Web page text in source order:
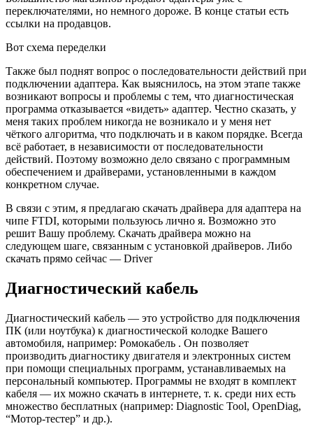
переключателями, но немного дороже. В конце статьи есть
ссылки на продавцов.
Вот схема переделки
Также был поднят вопрос о последовательности действий при
подключении адаптера. Как выяснилось, на этом этапе также
возникают вопросы и проблемы с тем, что диагностическая
программа отказывается «видеть» адаптер. Честно сказать, у
меня таких проблем никогда не возникало и у меня нет
чёткого алгоритма, что подключать и в каком порядке. Всегда
всё работает, в независимости от последовательности
действий. Поэтому возможно дело связано с программным
обеспечением и драйверами, установленными в каждом
конкретном случае.
В связи с этим, я предлагаю скачать драйвера для адаптера на
чипе FTDI, которыми пользуюсь лично я. Возможно это
решит Вашу проблему. Скачать драйвера можно на
следующем шаге, связанным с установкой драйверов. Либо
скачать прямо сейчас — Driver
Диагностический кабель
Диагностический кабель — это устройство для подключения
ПК (или ноутбука) к диагностической колодке Вашего
автомобиля, например: Ромокабель . Он позволяет
производить диагностику двигателя и электронных систем
при помощи специальных программ, устанавливаемых на
персональный компьютер. Программы не входят в комплект
кабеля — их можно скачать в интернете, т. к. среди них есть
множество бесплатных (например: Diagnostic Tool, OpenDiag,
“Мотор-тестер” и др.).